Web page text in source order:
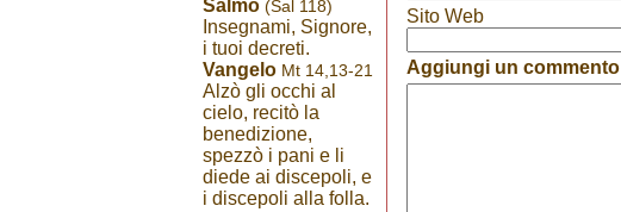
Sito Web
Aggiungi un commento
Salmo (Sal 118)
Insegnami, Signore,
i tuoi decreti.
Vangelo Mt 14,13-21
Alzò gli occhi al
cielo, recitò la
benedizione,
spezzò i pani e li
diede ai discepoli, e
i discepoli alla folla.